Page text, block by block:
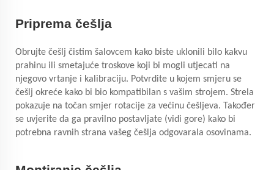
Priprema češlja
Obrujte češlj čistim šalovcem kako biste uklonili bilo kakvu
prahinu ili smetajuće troskove koji bi mogli utjecati na
njegovo vrtanje i kalibraciju. Potvrdite u kojem smjeru se
češlj okreće kako bi bio kompatibilan s vašim strojem. Strela
pokazuje na točan smjer rotacije za većinu češljeva. Također
se uvjerite da ga pravilno postavljate (vidi gore) kako bi
potrebna ravnih strana vašeg češlja odgovarala osovinama.